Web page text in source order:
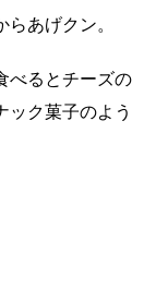
あげクン。
べるとチーズの
ック菓子のよう